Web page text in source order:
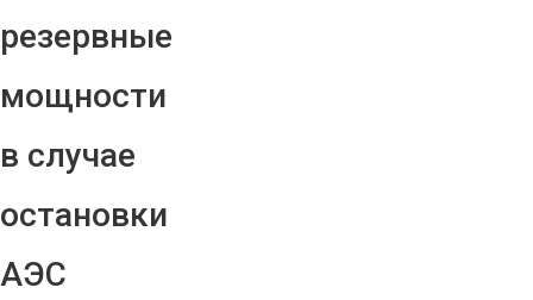
резервные
мощности
в случае
остановки
АЭС